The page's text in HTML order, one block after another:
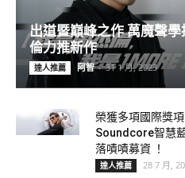
出道暨巔峰之作 萬魔聲
倫力推新作
達人推薦 阿智 - 31 1 月, 2023
榮獲多項國際獎
Soundcore智慧
落嘖嘖募資 ！
達人推薦 28 7 月,